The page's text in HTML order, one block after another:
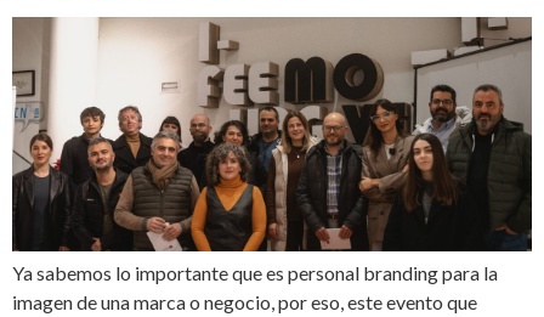
Ya sabemos lo importante que es personal branding para la
imagen de una marca o negocio, por eso, este evento que